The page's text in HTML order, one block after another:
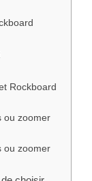
Rockboard
ou zoomer
ou zoomer